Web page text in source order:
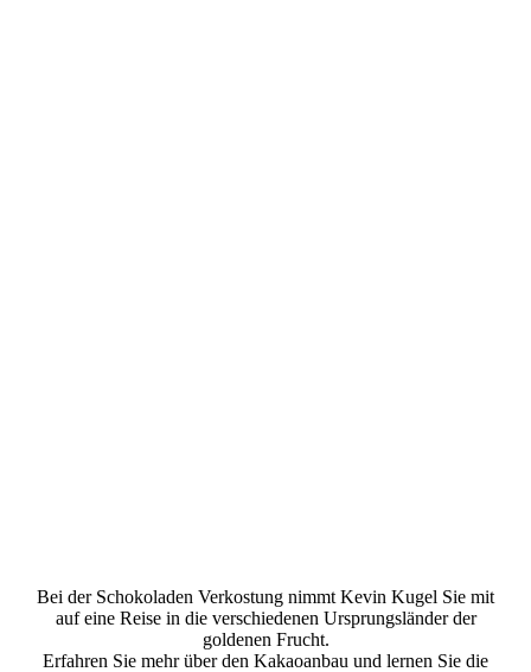
Bei der Schokoladen Verkostung nimmt Kevin Kugel Sie mit
auf eine Reise in die verschiedenen Ursprungsländer der
goldenen Frucht.
Erfahren Sie mehr über den Kakaoanbau und lernen Sie die